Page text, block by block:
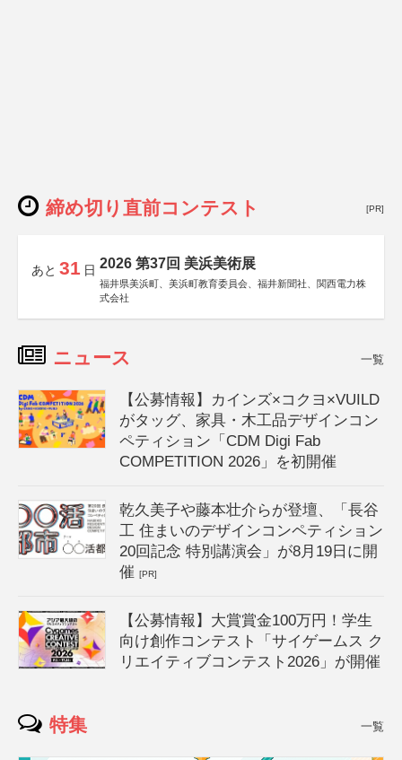
締め切り直前コンテスト [PR]
あと 31 日 2026 第37回 美浜美術展
福井県美浜町、美浜町教育委員会、福井新聞社、関西電力株
式会社
ニュース 一覧
【公募情報】カインズ×コクヨ×VUILD
がタッグ、家具・木工品デザインコン
ペティション「CDM Digi Fab
COMPETITION 2026」を初開催
乾久美子や藤本壮介らが登壇、「長谷
工 住まいのデザインコンペティション
20回記念 特別講演会」が8月19日に開
催[PR]
【公募情報】大賞賞金100万円！学生
向け創作コンテスト「サイゲームス ク
リエイティブコンテスト2026」が開催
特集 一覧